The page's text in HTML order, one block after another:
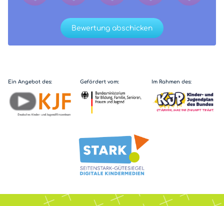
Bewertung abschicken
Ein Angebot des: Gefördert vom: Im Rahmen des: